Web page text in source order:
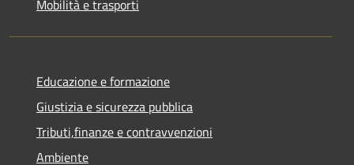
Mobilità e trasporti
Educazione e formazione
Giustizia e sicurezza pubblica
Tributi,finanze e contravvenzioni
Ambiente